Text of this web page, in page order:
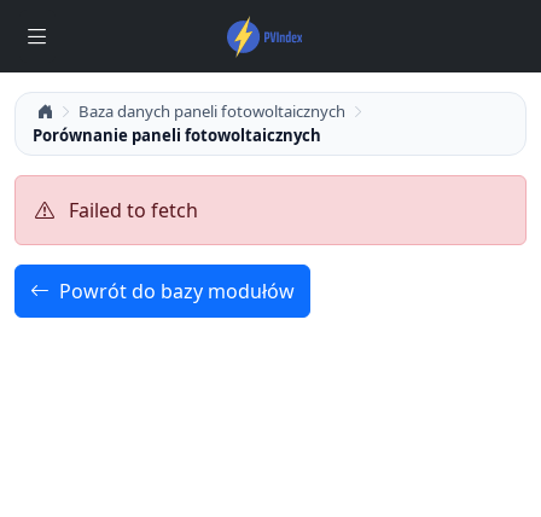
Baza danych paneli fotowoltaicznych
Porównanie paneli fotowoltaicznych
Failed to fetch
Powrót do bazy modułów